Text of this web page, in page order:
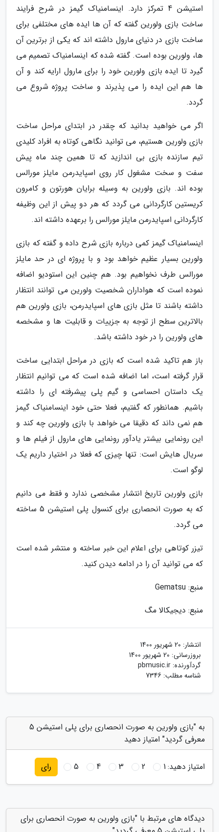
استیشن 4 تمرکز دارد. اینسامنیاک گیمز در شرح فرایند
ساخت بازی ولورین گفته که آن ها ایده های مختلفی برای
ساخت بازی در دنیای مارول داشته اند که یکی از برترین آن
ها، ولورین بوده است. گفته شده که اینسامنیاک تصمیم می
گیرد تا ایده بازی ولورین خود را برای مارول ارایه کند و آن
ها هم این ایده را می پذیرند و ساخت پروژه شروع می
گردد.
اگر می خواهید بدانید که چقدر در ابتدای مراحل ساخت
بازی ولورین هستیم، می توانید نگاهی کوتاه به افراد کلیدی
تیم سازنده بازی بی اندازید که تا همین چند ماه پیش
سفت و سخت مشغول کار روی اسپایدرمن مایلز مورالس
بوده اند. بازی ولورین به وسیله برایان هورتون و کامرون
کریستین کارگردانی می گردد که هر دو پیش از این وظیفه
کارگردانی اسپایدرمن مایلز مورالس را برعهده داشته اند.
اینسامنیاک گیمز کمی درباره بازی شرح داده و گفته که بازی
ولورین بسیار عظیم خواهد بود و با پروژه ای در حد مایلز
مورالس طرف نخواهیم بود. هم چنین این استودیو اضافه
نموده است که هواداران شخصیت ولورین می توانند انتظار
داشته باشند تا مثل بازی های اسپایدرمن، بازی ولورین هم
بالاترین سطح از توجه به جزییات و قابلیت ها و مشخصه
های ولورین را در خود داشته باشد.
باز هم تاکید شده است که بازی در مراحل ابتدایی ساخت
قرار گرفته است، اما اضافه شده است که می توانیم انتظار
یک داستان احساسی و گیم پلی پیشرفته ای را داشته
باشیم. همانطور که گفتیم، فعلا حتی خود اینسامنیاک گیمز
هم نمی داند که دقیقا می خواهد با بازی ولورین چه کند و
این رونمایی بیشتر یادآور رونمایی های مارول از فیلم ها و
سریال هایش است: تنها چیزی که فعلا در اختیار داریم یک
لوگو است.
بازی ولورین تاریخ انتشار مشخصی ندارد و فقط می دانیم
که به صورت انحصاری برای کنسول پلی استیشن 5 ساخته
می گردد.
تیزر کوتاهی برای اعلام این خبر ساخته و منتشر شده است
که می توانید آن را در ادامه دیدن کنید.
منبع: Gematsu
منبع: دیجیکالا مگ
انتشار: 20 شهریور 1400
بروزرسانی: 20 شهریور 1400
گردآورنده: pbmusic.ir
شناسه مطلب: 7346
به "بازی ولورین به صورت انحصاری برای پلی استیشن 5
معرفی گردید" امتیاز دهید
امتیاز دهید:1
2
3
4
5 رای
دیدگاه های مرتبط با "بازی ولورین به صورت انحصاری برای